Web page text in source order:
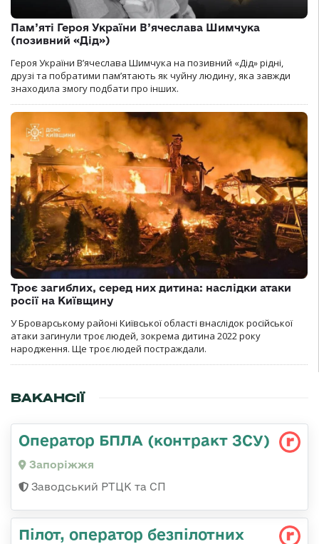
Пам’яті Героя України В’ячеслава Шимчука
(позивний «Дід»)
Героя України В’ячеслава Шимчука на позивний «Дід» рідні,
друзі та побратими пам’ятають як чуйну людину, яка завжди
знаходила змогу подбати про інших.
Троє загиблих, серед них дитина: наслідки атаки
росії на Київщину
У Броварському районі Київської області внаслідок російської
атаки загинули троє людей, зокрема дитина 2022 року
народження. Ще троє людей постраждали.
ВАКАНСІЇ
Оператор БПЛА (контракт ЗСУ)
Запоріжжя
Заводський РТЦК та СП
Пілот, оператор безпілотних